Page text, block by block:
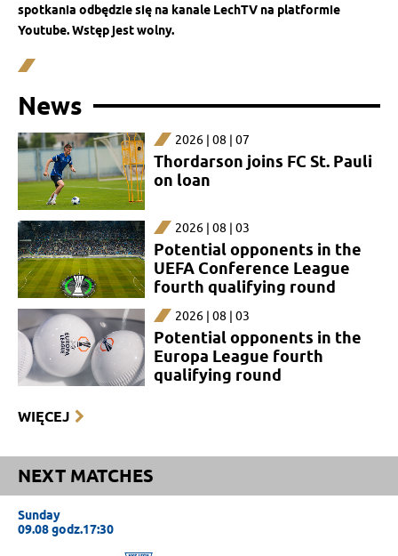
spotkania odbędzie się na kanale LechTV na platformie
Youtube. Wstęp jest wolny.
News
2026 | 08 | 07
Thordarson joins FC St. Pauli
on loan
2026 | 08 | 03
Potential opponents in the
UEFA Conference League
fourth qualifying round
2026 | 08 | 03
Potential opponents in the
Europa League fourth
qualifying round
WIĘCEJ
NEXT MATCHES
Sunday
09.08 godz.17:30